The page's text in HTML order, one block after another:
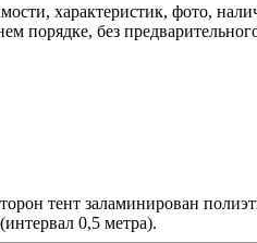
характеристик, фото,
порядке, без
тент заламинирован
0,5 метра).